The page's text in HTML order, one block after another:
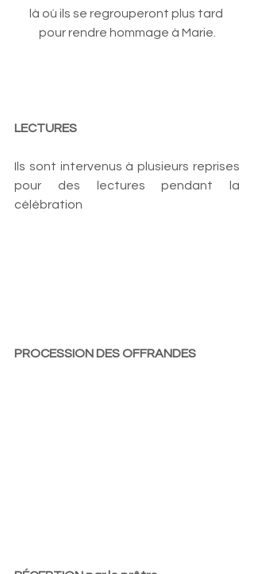
là où ils se regrouperont plus tard
pour rendre hommage à Marie.
LECTURES
Ils sont intervenus à plusieurs reprises
pour des lectures pendant la
célébration
PROCESSION DES OFFRANDES